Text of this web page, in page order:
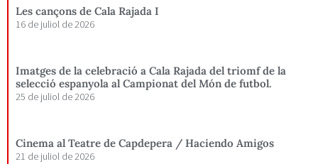
Les cançons de Cala Rajada I
16 de juliol de 2026
Imatges de la celebració a Cala Rajada del triomf de la
selecció espanyola al Campionat del Món de futbol.
25 de juliol de 2026
Cinema al Teatre de Capdepera / Haciendo Amigos
21 de juliol de 2026